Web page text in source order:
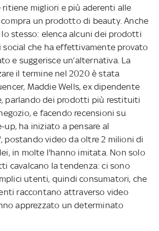
migliori e più aderenti alle
un prodotto di beauty. Anche
lo stesso: elenca alcuni dei prodotti
social che ha effettivamente provato
e suggerisce un’alternativa. La
il termine nel 2020 è stata
Maddie Wells, ex dipendente
parlando dei prodotti più restituiti
e facendo recensioni su
up, ha iniziato a pensare al
postando video da oltre 2 milioni di
in molte l'hanno imitata. Non solo
cavalcano la tendenza: ci sono
utenti, quindi consumatori, che
raccontano attraverso video
apprezzato un determinato